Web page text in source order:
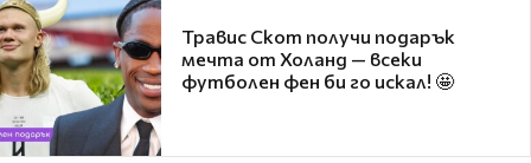
Травис Скот получи подарък
мечта от Холанд — всеки
футболен фен би го искал! 🤩